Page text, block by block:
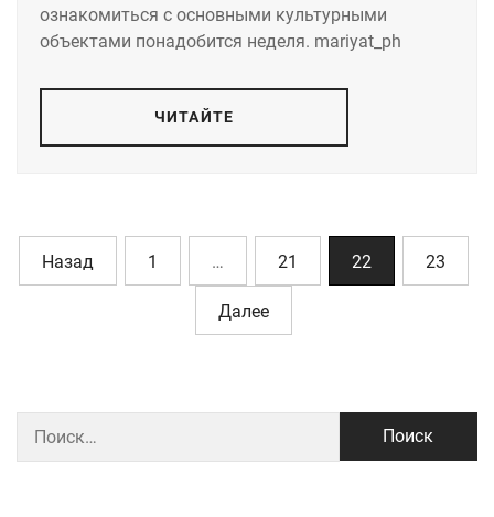
ознакомиться с основными культурными
объектами понадобится неделя. mariyat_ph
ЧИТАЙТЕ
Назад 1 … 21 22 23
Далее